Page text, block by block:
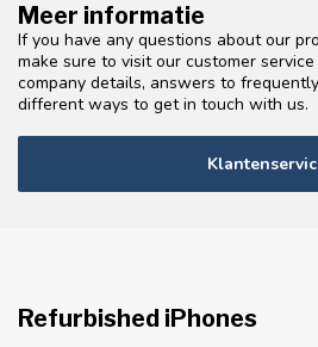
Meer informatie
If you have any questions about our
make sure to visit our customer
company details, answers to
different ways to get in touch with us.
Refurbished iPhones